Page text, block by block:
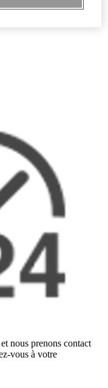
nous prenons contact
vous à votre